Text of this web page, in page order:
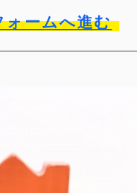
ォームへ進む